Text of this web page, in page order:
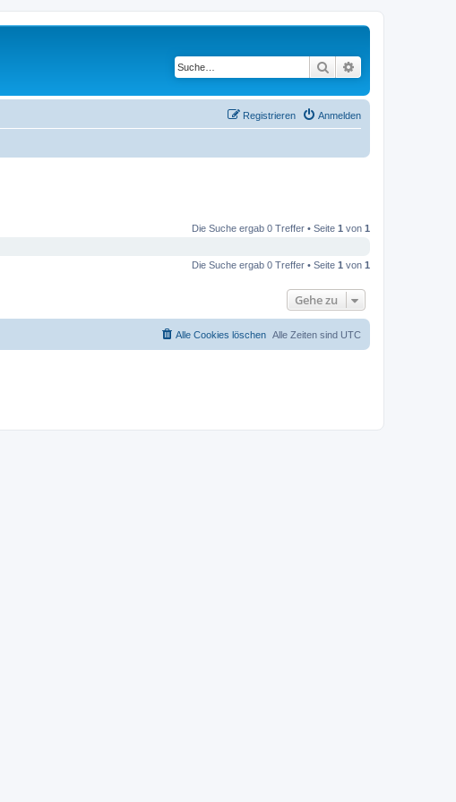
Suche
Anmelden
Registrieren
Die Suche ergab 0 Treffer • Seite 1 von 1
Die Suche ergab 0 Treffer • Seite 1 von 1
Gehe zu
Alle Zeiten sind UTC
Alle Cookies löschen